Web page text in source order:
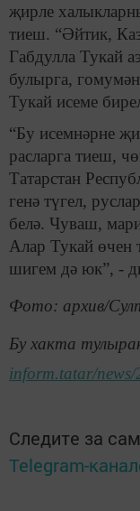
җирле
тиеш. “Әйтик,
Габдулла Тукай
булырга,
Тукай исеме
“Бу исемнәрне
расларга тиеш,
Татарстан
генә түгел,
белә. Чуваш,
Алар Тукай өчен
шигем дә юк”, -
Фото: архив/
Бу хакта
inform.tatar/
Следите за
Telegram-